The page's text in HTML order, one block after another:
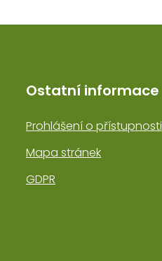
Ostatní informace
Prohlášení o přístupnosti
Mapa stránek
GDPR